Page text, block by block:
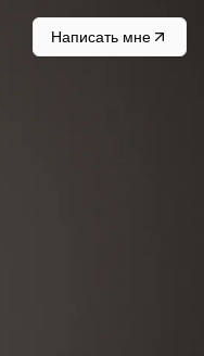
Написать мне